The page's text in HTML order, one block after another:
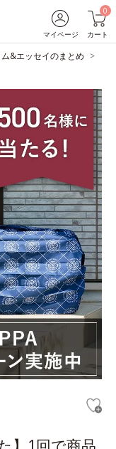
マイページ
0
カート
&エッセイのまとめ